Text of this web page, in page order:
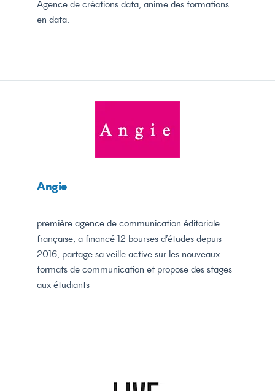
Agence de créations data, anime des formations
en data.
Angie
première agence de communication éditoriale
française, a financé 12 bourses d’études depuis
2016, partage sa veille active sur les nouveaux
formats de communication et propose des stages
aux étudiants